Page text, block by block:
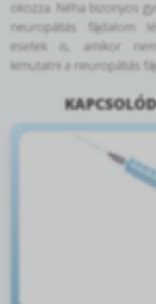
okozza. Néha bizonyos
neuropátiás fájdalom
esetek is, amikor
kimutatni a neuropátiás